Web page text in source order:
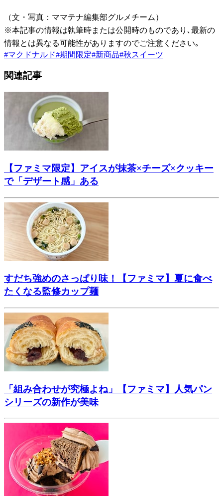
（文・写真：ママテナ編集部グルメチーム）
※本記事の情報は執筆時または公開時のものであり､最新の
情報とは異なる可能性がありますのでご注意ください｡
#マクドナルド#期間限定#新商品#秋スイーツ
関連記事
【ファミマ限定】アイスが抹茶×チーズ×クッキー
で「デザート感」ある
すだち強めのさっぱり味！【ファミマ】夏に食べ
たくなる監修カップ麺
「組み合わせが究極よね」【ファミマ】人気パン
シリーズの新作が美味